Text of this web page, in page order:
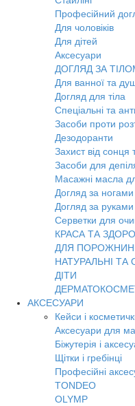
Професійний
Для чоловіків
Для дітей
Аксесуари
ДОГЛЯД ЗА
Для ванної та
Догляд для тіла
Спеціальні та
Засоби проти
Дезодоранти
Захист від сонця
Засоби для
Масажні масла
Догляд за ногами
Догляд за руками
Серветки для
КРАСА ТА
ДЛЯ
НАТУРАЛЬНІ ТА
ДІТИ
АКСЕСУАРИ
Кейси і
Аксесуари для
Біжутерія і
Щітки і гребінці
Професійні
TONDEO
OLYMP